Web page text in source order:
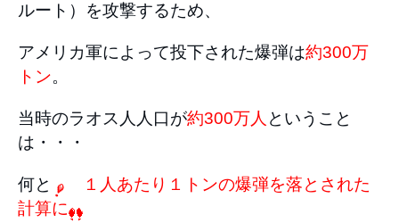
ルート）を攻撃するため、
アメリカ軍によって投下された爆弾は約300万
トン。
当時のラオス人人口が約300万人 ということ
は・・・
何と
１人あたり１トンの爆弾を落とされた
計算に